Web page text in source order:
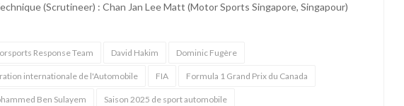
(Scrutineer) : Chan Jan Lee Matt (Motor Sports Singapore, Singapour)
Response Team David Hakim Dominic Fugère
internationale de l'Automobile FIA Formula 1 Grand Prix du Canada
Ben Sulayem Saison 2025 de sport automobile